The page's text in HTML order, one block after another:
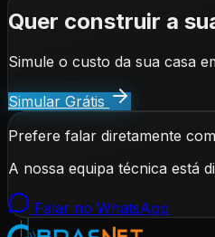
Quer construir a
Simule o custo da sua casa
Simular Grátis
Prefere falar diretamente
A nossa equipa técnica está
Falar no WhatsApp